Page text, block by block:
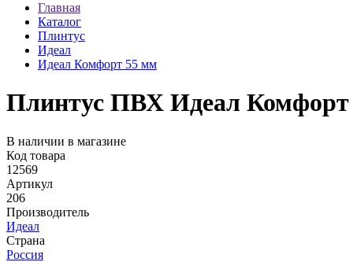
Главная
Каталог
Плинтус
Идеал
Идеал Комфорт 55 мм
Плинтус ПВХ Идеал
В наличии в магазине
Код товара
12569
Артикул
206
Производитель
Идеал
Страна
Россия